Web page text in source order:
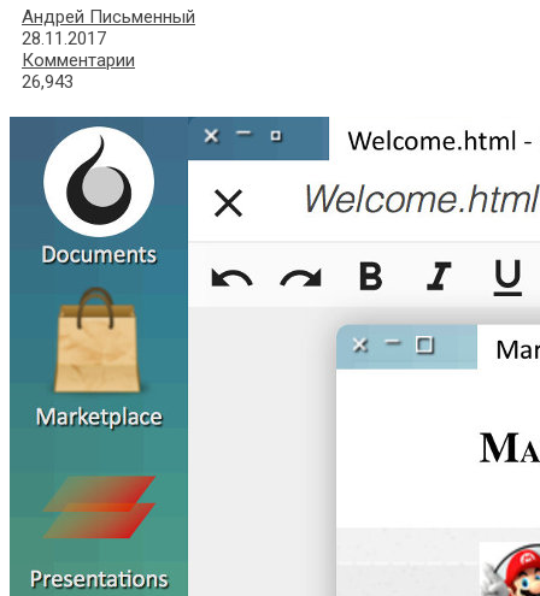
Андрей Письменный
28.11.2017
Комментарии
26,943